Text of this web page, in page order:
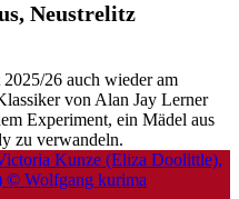
Neustrelitz
26 auch wieder am
von Alan Jay Lerner
Experiment, ein Mädel aus
zu verwandeln.